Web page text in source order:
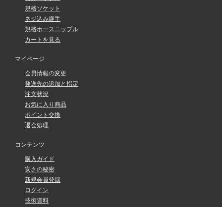
規格ソケット
ネジ込み継手
規格ホースニップル
カートを見る
マイページ
会員情報の変更
発送先の追加と指定
注文状況
お気に入り商品
ポイント交換
退会処理
コンテンツ
購入ガイド
安さの秘密
新規会員登録
ログイン
技術資料